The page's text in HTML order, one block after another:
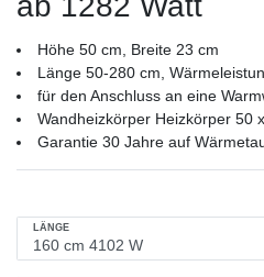
Höhe 50 cm, Breite 23 cm
Länge 50-280 cm,
für den Anschluss an eine
Wandheizkörper Heizkörper 50
Garantie 30 Jahre auf
LÄNGE